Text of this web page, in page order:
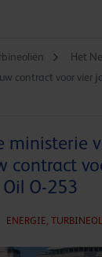
Het
contract voor vier
ministerie
contract
O-253
ENERGIE,